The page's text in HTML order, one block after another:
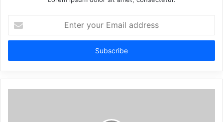
your
Email